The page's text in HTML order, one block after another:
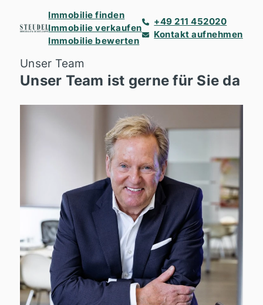
Immobilie finden
Immobilie verkaufen
Immobilie bewerten
+49 211 452020
Kontakt aufnehmen
Unser Team
Unser Team ist gerne für Sie da